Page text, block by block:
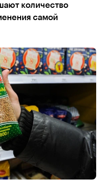
количество
самой